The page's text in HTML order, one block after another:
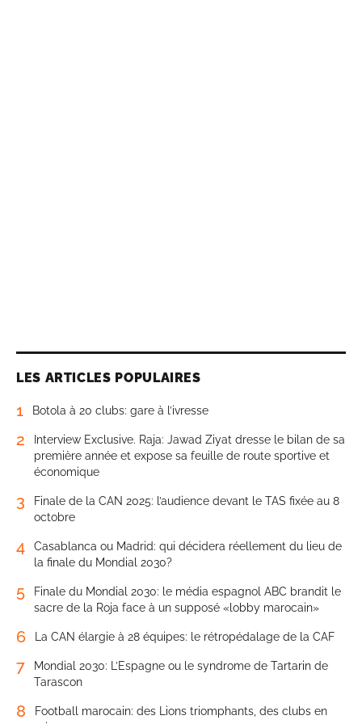
LES ARTICLES POPULAIRES
1 Botola à 20 clubs: gare à l’ivresse
2
Interview Exclusive. Raja: Jawad Ziyat dresse le bilan de sa
première année et expose sa feuille de route sportive et
économique
3
Finale de la CAN 2025: l’audience devant le TAS fixée au 8
octobre
4
Casablanca ou Madrid: qui décidera réellement du lieu de
la finale du Mondial 2030?
5
Finale du Mondial 2030: le média espagnol ABC brandit le
sacre de la Roja face à un supposé «lobby marocain»
6 La CAN élargie à 28 équipes: le rétropédalage de la CAF
7
Mondial 2030: L’Espagne ou le syndrome de Tartarin de
Tarascon
8
Football marocain: des Lions triomphants, des clubs en